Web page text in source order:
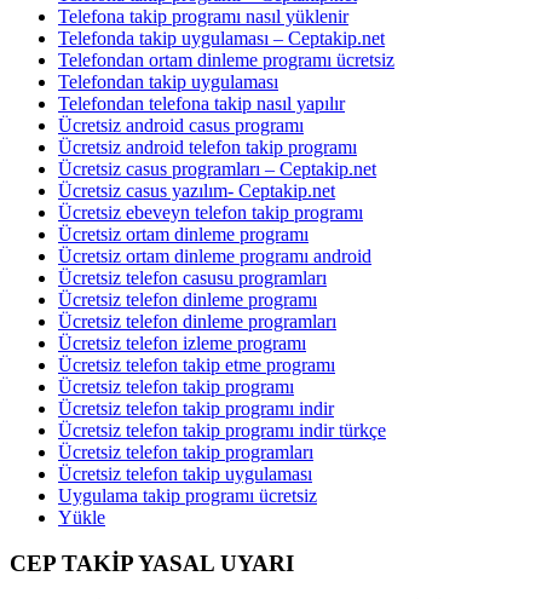
Telefona takip programı nasıl yüklenir
Telefonda takip uygulaması – Ceptakip.net
Telefondan ortam dinleme programı ücretsiz
Telefondan takip uygulaması
Telefondan telefona takip nasıl yapılır
Ücretsiz android casus programı
Ücretsiz android telefon takip programı
Ücretsiz casus programları – Ceptakip.net
Ücretsiz casus yazılım- Ceptakip.net
Ücretsiz ebeveyn telefon takip programı
Ücretsiz ortam dinleme programı
Ücretsiz ortam dinleme programı android
Ücretsiz telefon casusu programları
Ücretsiz telefon dinleme programı
Ücretsiz telefon dinleme programları
Ücretsiz telefon izleme programı
Ücretsiz telefon takip etme programı
Ücretsiz telefon takip programı
Ücretsiz telefon takip programı indir
Ücretsiz telefon takip programı indir türkçe
Ücretsiz telefon takip programları
Ücretsiz telefon takip uygulaması
Uygulama takip programı ücretsiz
Yükle
CEP TAKİP YASAL UYARI